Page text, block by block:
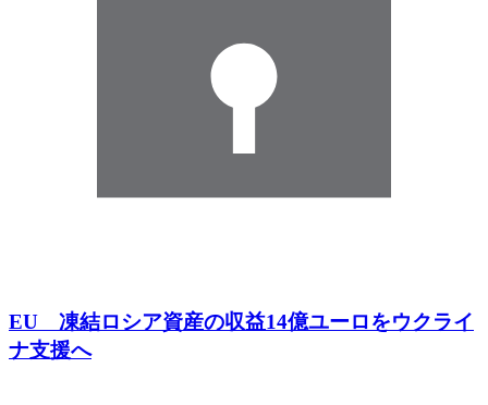
EU 凍結ロシア資産の収益14億ユーロをウクライ
ナ支援へ